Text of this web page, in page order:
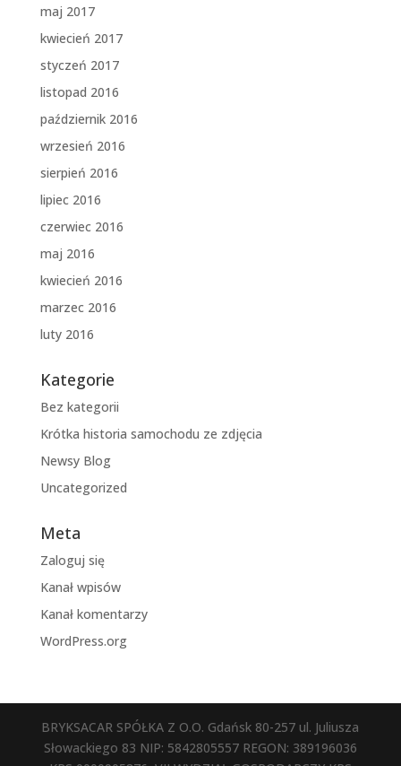
maj 2017
kwiecień 2017
styczeń 2017
listopad 2016
październik 2016
wrzesień 2016
sierpień 2016
lipiec 2016
czerwiec 2016
maj 2016
kwiecień 2016
marzec 2016
luty 2016
Kategorie
Bez kategorii
Krótka historia samochodu ze zdjęcia
Newsy Blog
Uncategorized
Meta
Zaloguj się
Kanał wpisów
Kanał komentarzy
WordPress.org
BRYKSACAR SPÓŁKA Z O.O. Gdańsk 80-257 ul. Juliusza
Słowackiego 83 NIP: 5842805557 REGON: 389196036